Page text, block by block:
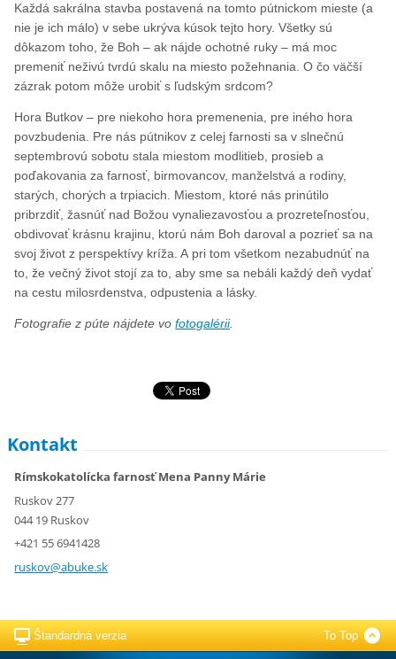
Každá sakrálna stavba postavená na tomto pútnickom mieste (a
nie je ich málo) v sebe ukrýva kúsok tejto hory. Všetky sú
dôkazom toho, že Boh – ak nájde ochotné ruky – má moc
premeniť neživú tvrdú skalu na miesto požehnania. O čo väčší
zázrak potom môže urobiť s ľudským srdcom?
Hora Butkov – pre niekoho hora premenenia, pre iného hora
povzbudenia. Pre nás pútnikov z celej farnosti sa v slnečnú
septembrovú sobotu stala miestom modlitieb, prosieb a
poďakovania za farnosť, birmovancov, manželstvá a rodiny,
starých, chorých a trpiacich. Miestom, ktoré nás prinútilo
pribrzdiť, žasnúť nad Božou vynaliezavosťou a prozreteľnosťou,
obdivovať krásnu krajinu, ktorú nám Boh daroval a pozrieť sa na
svoj život z perspektívy kríža. A pri tom všetkom nezabudnúť na
to, že večný život stojí za to, aby sme sa nebáli každý deň vydať
na cestu milosrdenstva, odpustenia a lásky.
Fotografie z púte nájdete vofotogalérii.
Kontakt
Rímskokatolícka farnosť Mena Panny Márie
Ruskov 277
044 19 Ruskov
+421 55 6941428
ruskov@abuke.sk
Štandardná verzia To Top